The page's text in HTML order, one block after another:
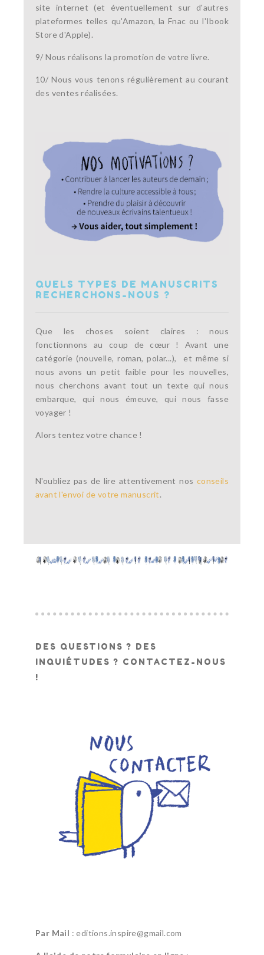
site internet (et éventuellement sur d'autres
plateformes telles qu'Amazon, la Fnac ou l'Ibook
Store d'Apple).
9/ Nous réalisons la promotion de votre livre.
10/ Nous vous tenons régulièrement au courant
des ventes réalisées.
QUELS TYPES DE MANUSCRITS
RECHERCHONS-NOUS ?
Que les choses soient claires : nous
fonctionnons au coup de cœur ! Avant une
catégorie (nouvelle, roman, polar...), et même si
nous avons un petit faible pour les nouvelles,
nous cherchons avant tout un texte qui nous
embarque, qui nous émeuve, qui nous fasse
voyager !
Alors tentez votre chance !
N'oubliez pas de lire attentivement nos conseils
avant l'envoi de votre manuscrit.
DES QUESTIONS ? DES
INQUIÉTUDES ? CONTACTEZ-NOUS
!
Par Mail : editions.inspire@gmail.com